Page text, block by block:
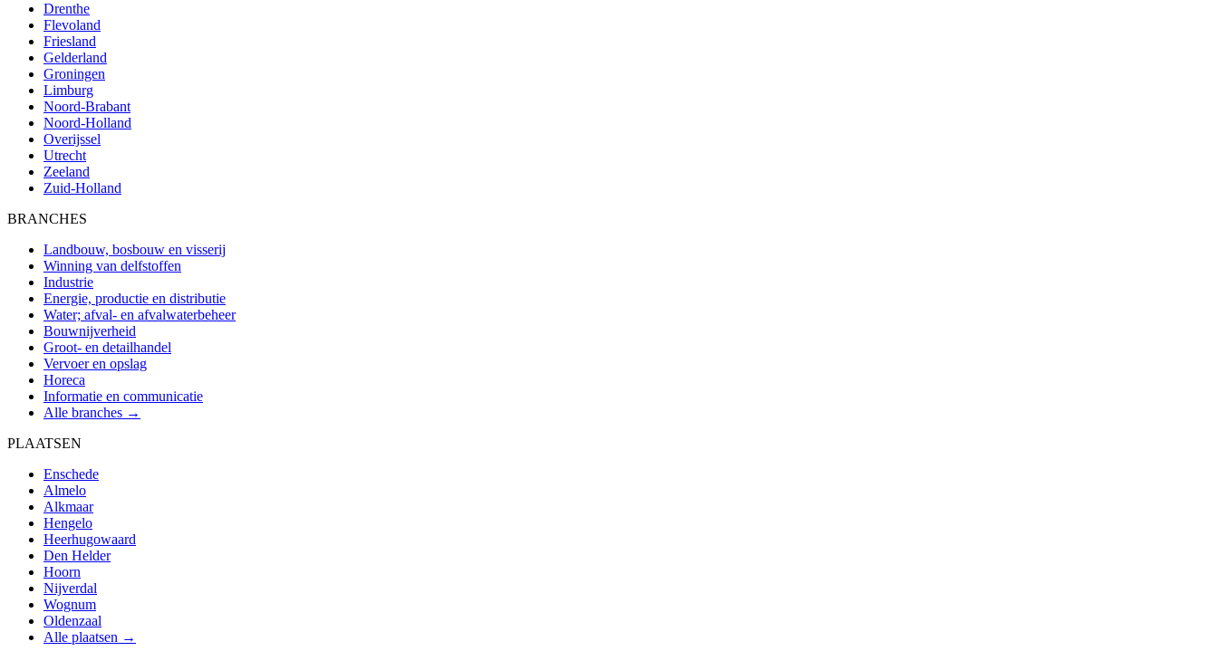
Drenthe
Flevoland
Friesland
Gelderland
Groningen
Limburg
Noord-Brabant
Noord-Holland
Overijssel
Utrecht
Zeeland
Zuid-Holland
BRANCHES
Landbouw, bosbouw en visserij
Winning van delfstoffen
Industrie
Energie, productie en distributie
Water; afval- en afvalwaterbeheer
Bouwnijverheid
Groot- en detailhandel
Vervoer en opslag
Horeca
Informatie en communicatie
Alle branches →
PLAATSEN
Enschede
Almelo
Alkmaar
Hengelo
Heerhugowaard
Den Helder
Hoorn
Nijverdal
Wognum
Oldenzaal
Alle plaatsen →